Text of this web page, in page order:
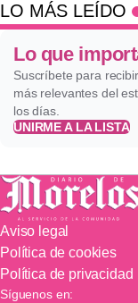
LO MÁS LEÍDO
Lo que
Suscríbete para
más relevantes del
los días.
UNIRME A LA LISTA
Aviso legal
Política de cookies
Política de privacidad
Síguenos en: